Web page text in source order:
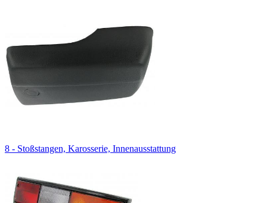
8 - Stoßstangen, Karosserie, Innenausstattung